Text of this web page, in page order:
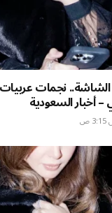
نجمات
– أخبار السعودية